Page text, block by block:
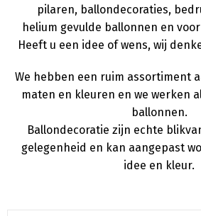
pilaren, ballondecoraties,
helium gevulde ballonnen en
Heeft u een idee of wens, wij
We hebben een ruim assortiment
maten en kleuren en we werken
ballonnen.
Ballondecoratie zijn echte
gelegenheid en kan aangepast
idee en kleur.